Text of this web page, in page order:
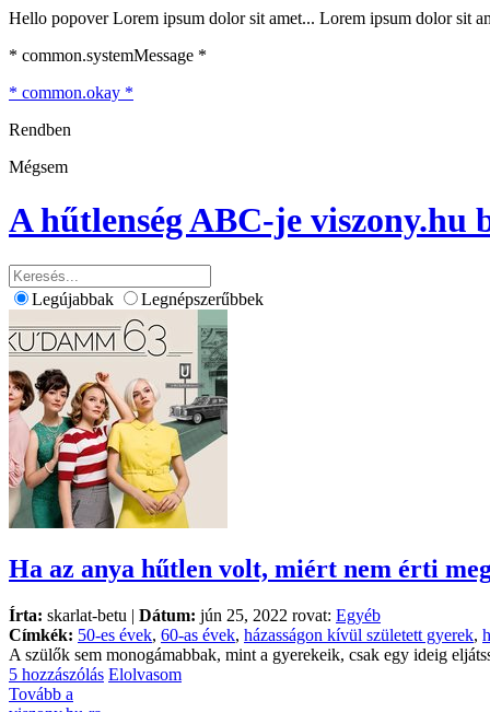
Hello popover Lorem ipsum dolor sit amet... Lorem ipsum dolor sit
* common.systemMessage *
* common.okay *
Rendben
Mégsem
A hűtlenség ABC-je viszony.hu
Legújabbak Legnépszerűbbek
Ha az anya hűtlen volt, miért nem érti
Írta: skarlat-betu | Dátum: jún 25, 2022 rovat: Egyéb
Címkék: 50-es évek, 60-as évek, házasságon kívül született gyerek,
A szülők sem monogámabbak, mint a gyerekeik, csak egy ideig
5 hozzászólás Elolvasom
Tovább a